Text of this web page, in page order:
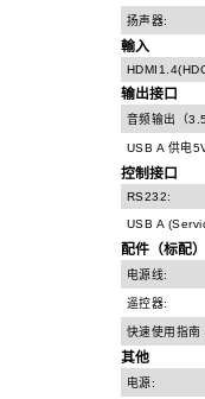
扬声器:
輸入
输出接口
音频输出（
USB A 供电
控制接口
RS232:
USB A
配件（标配）
电源线:
遥控器:
快速使用指南
其他
电源: